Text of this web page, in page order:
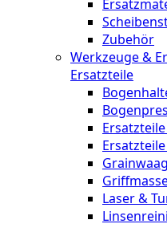
Zubehör
Werkzeuge &
Ersatzteile
Laser &